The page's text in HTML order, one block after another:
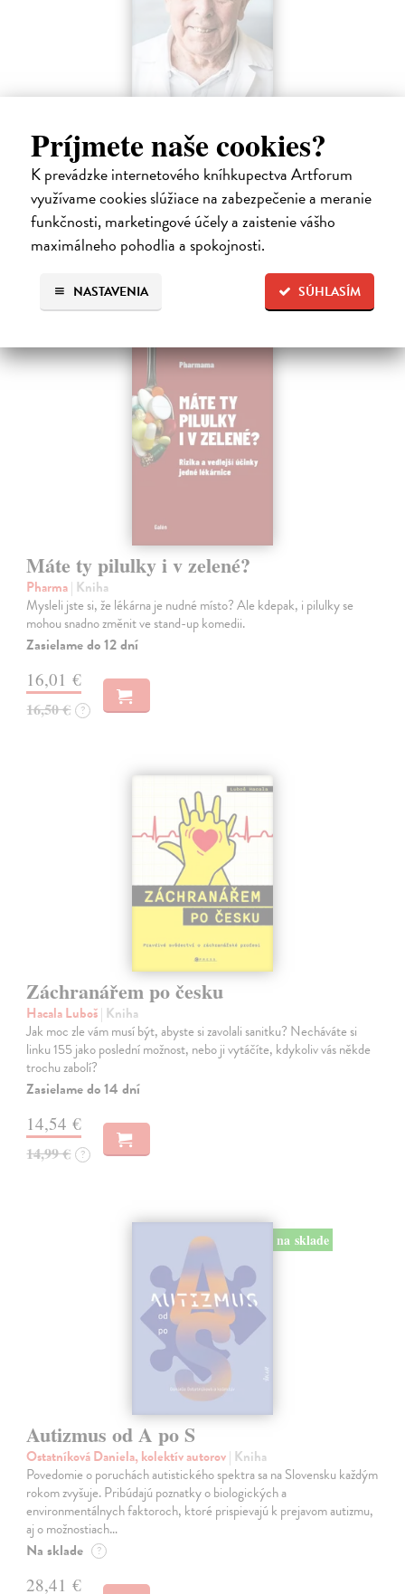
Príjmete naše cookies?
K prevádzke internetového kníhkupectva Artforum
využívame cookies slúžiace na zabezpečenie a meranie
funkčnosti, marketingové účely a zaistenie vášho
maximálneho pohodlia a spokojnosti.
SÚHLASÍM
NASTAVENIA
Kadlecová Kateřina, Pafko Pavel| Kniha
Profesor Pavel Pafko letos oslavil pětaosmdesátiny a za pár měsíců
šedesát let v témže zaměstnání, totiž jako břišní a hrudní chirurg III.
chirurgické kliniky 1. lékařské fakulty Univerzity Karlovy v Praze.…
Zasielame do 12 dní
15,91 €
16,40 € ?
Máte ty pilulky i v zelené?
Pharma| Kniha
Mysleli jste si, že lékárna je nudné místo? Ale kdepak, i pilulky se
mohou snadno změnit ve stand-up komedii.
Zasielame do 12 dní
16,01 €
16,50 € ?
Záchranářem po česku
Hacala Luboš| Kniha
Jak moc zle vám musí být, abyste si zavolali sanitku? Necháváte si
linku 155 jako poslední možnost, nebo ji vytáčíte, kdykoliv vás někde
trochu zabolí?
Zasielame do 14 dní
14,54 €
14,99 € ?
na sklade
Autizmus od A po S
Ostatníková Daniela, kolektív autorov| Kniha
Povedomie o poruchách autistického spektra sa na Slovensku každým
rokom zvyšuje. Pribúdajú poznatky o biologických a
environmentálnych faktoroch, ktoré prispievajú k prejavom autizmu,
aj o možnostiach…
Na sklade ?
28,41 €